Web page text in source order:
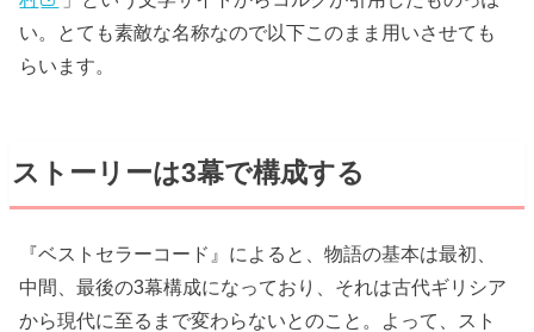
い。とても素敵な名称なので以下このまま用いさせても
らいます。
ストーリーは3幕で構成する
『ベストセラーコード』によると、物語の基本は最初、
中間、最後の3幕構成になっており、それは古代ギリシア
から現代に至るまで変わらないとのこと。よって、スト